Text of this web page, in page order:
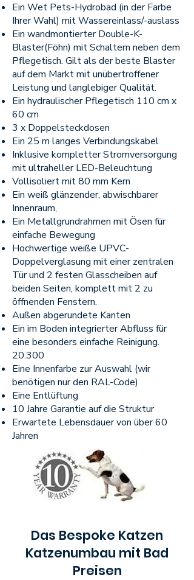
Ein Wet Pets-Hydrobad (in der Farbe
Ihrer Wahl) mit Wassereinlass/-auslass
Ein wandmontierter Double-K-
Blaster(Föhn) mit Schaltern neben dem
Pflegetisch. Gilt als der beste Blaster
auf dem Markt mit unübertroffener
Leistung und langlebiger Qualität.
Ein hydraulischer Pflegetisch 110 cm x
60 cm
3 x Doppelsteckdosen
Ein 25 m langes Verbindungskabel
Inklusive kompletter Stromversorgung
mit ultraheller LED-Beleuchtung
Vollisoliert mit 80 mm Kern
Ein weiß glänzender, abwischbarer
Innenraum,
Ein Metallgrundrahmen mit Ösen für
einfache Bewegung
Hochwertige weiße UPVC-
Doppelverglasung mit einer zentralen
Tür und 2 festen Glasscheiben auf
beiden Seiten, komplett mit 2 zu
öffnenden Fenstern.
Außen abgerundete Kanten
Ein im Boden integrierter Abfluss für
eine besonders einfache Reinigung.
20.300
Eine Innenfarbe zur Auswahl (wir
benötigen nur den RAL-Code)
Eine Entlüftung
10 Jahre Garantie auf die Struktur
Erwartete Lebensdauer von über 60
Jahren
Das Bespoke Katzen
Katzenumbau mit Bad
Preisen